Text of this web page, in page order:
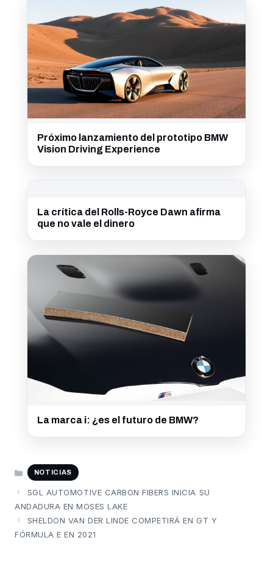
Próximo lanzamiento del prototipo BMW
Vision Driving Experience
La crítica del Rolls-Royce Dawn afirma
que no vale el dinero
La marca i: ¿es el futuro de BMW?
CATEGORÍAS
NOTICIAS
SGL AUTOMOTIVE CARBON FIBERS INICIA SU
ANDADURA EN MOSES LAKE
SHELDON VAN DER LINDE COMPETIRÁ EN GT Y
FÓRMULA E EN 2021